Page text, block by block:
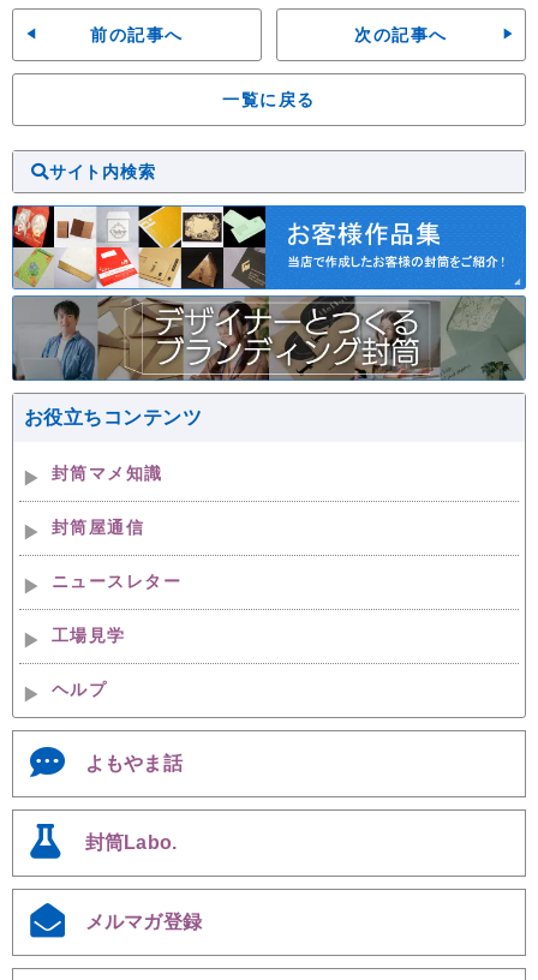
前の記事へ
一覧に戻る
次の記事へ
サイト内検索
お役立ちコンテンツ
封筒マメ知識
封筒屋通信
ニュースレター
工場見学
ヘルプ
よもやま話
封筒Labo.
メルマガ登録